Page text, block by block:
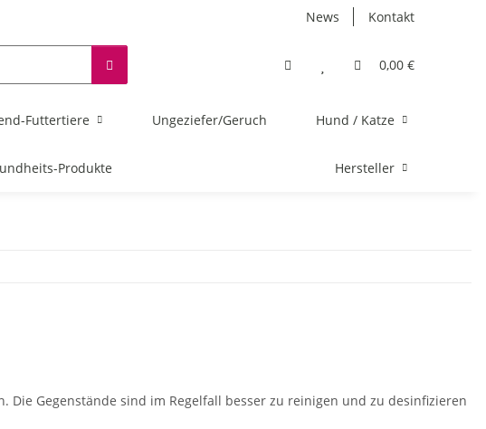
News Kontakt
0,00 €
Futtertiere Ungeziefer/Geruch Hund / Katze
Produkte Hersteller
Gegenstände sind im Regelfall besser zu reinigen und zu desinfizieren